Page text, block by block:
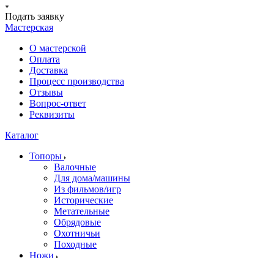
Подать заявку
Мастерская
О мастерской
Оплата
Доставка
Процесс производства
Отзывы
Вопрос-ответ
Реквизиты
Каталог
Топоры
Валочные
Для дома/машины
Из фильмов/игр
Исторические
Метательные
Обрядовые
Охотничьи
Походные
Ножи